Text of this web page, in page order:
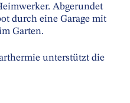
Abgerundet
durch eine Garage mit
Garten.
unterstützt die